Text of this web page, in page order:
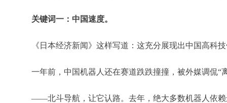
关键词一：中国速度。
《日本经济新闻》这样写道：这充分展现出中国高科技
一年前，中国机器人还在赛道跌跌撞撞，被外媒调侃“
——北斗导航，让它认路。去年，绝大多数机器人依赖